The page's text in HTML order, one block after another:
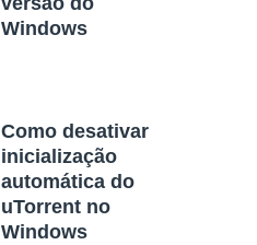
Windows
Como desativar
inicialização
automática do
uTorrent no
Windows